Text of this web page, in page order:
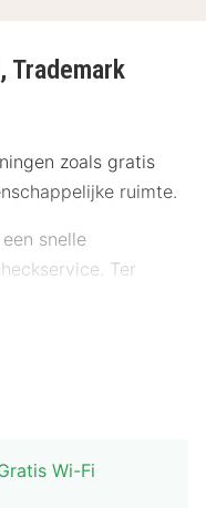
Trademark
zoals gratis
ruimte.
snelle
Ter
op de kamer als je
hebben een
zijn bijvoorbeeld
waterkoker en een
Wi-Fi